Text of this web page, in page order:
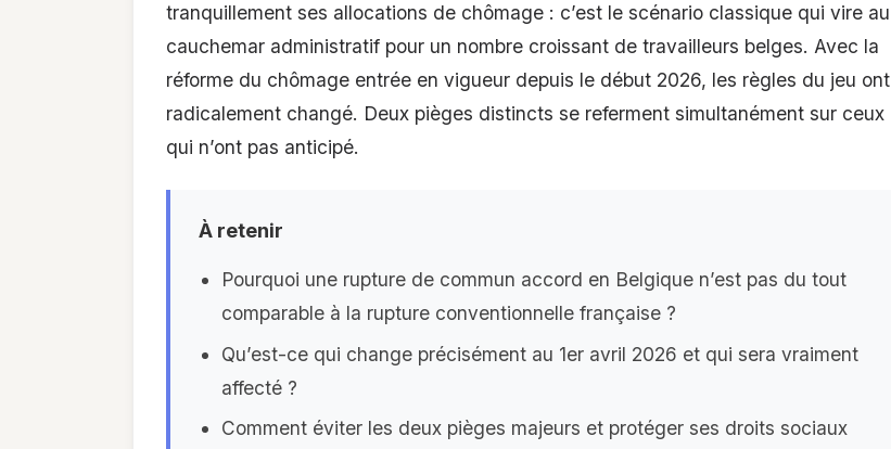
tranquillement ses allocations de chômage : c’est le scénario classique qui vire au
cauchemar administratif pour un nombre croissant de travailleurs belges. Avec la
réforme du chômage entrée en vigueur depuis le début 2026, les règles du jeu ont
radicalement changé. Deux pièges distincts se referment simultanément sur ceux
qui n’ont pas anticipé.
À retenir
Pourquoi une rupture de commun accord en Belgique n’est pas du tout
comparable à la rupture conventionnelle française ?
Qu’est-ce qui change précisément au 1er avril 2026 et qui sera vraiment
affecté ?
Comment éviter les deux pièges majeurs et protéger ses droits sociaux